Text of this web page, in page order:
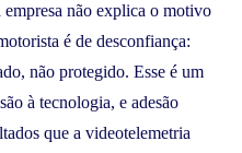
não explica o motivo
é de desconfiança:
não protegido. Esse é um
à tecnologia, e adesão
que a videotelemetria